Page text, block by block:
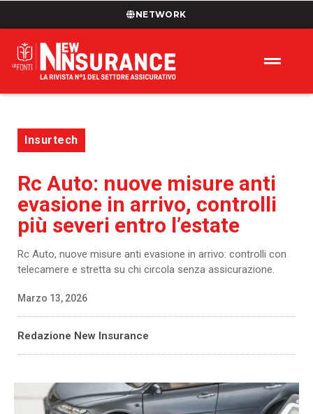
NETWORK
Insurtech
Rc Auto: nuove misure anti
evasione in arrivo, controlli
più severi entro l’estate
Rc Auto, nuove misure anti evasione in arrivo: controlli con
telecamere e stretta su chi circola senza assicurazione.
Marzo 13, 2026
Redazione New Insurance